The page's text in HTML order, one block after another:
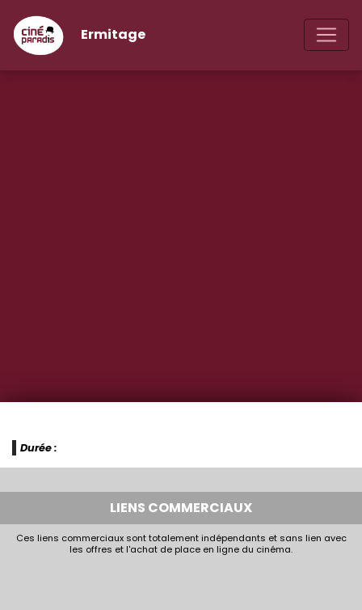
Ermitage
Durée :
LIENS COMMERCIAUX
Ces liens commerciaux sont totalement indépendants et sans lien avec
les offres et l'achat de place en ligne du cinéma.